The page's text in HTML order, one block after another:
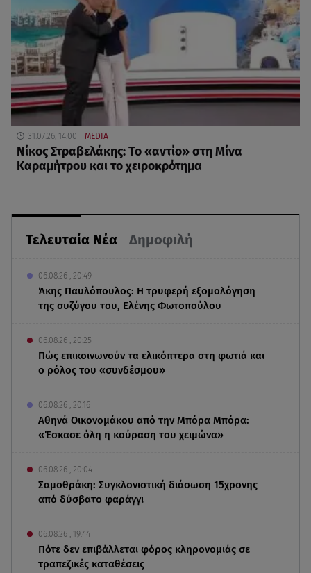
Τελευταία Νέα Δημοφιλή
06.08.26 , 20:49
Άκης Παυλόπουλος: Η τρυφερή εξομολόγηση
της συζύγου του, Ελένης Φωτοπούλου
06.08.26 , 20:25
Πώς επικοινωνούν τα ελικόπτερα στη φωτιά και
ο ρόλος του «συνδέσμου»
06.08.26 , 20:16
Αθηνά Οικονομάκου από την Μπόρα Μπόρα:
«Έσκασε όλη η κούραση του χειμώνα»
06.08.26 , 20:04
Σαμοθράκη: Συγκλονιστική διάσωση 15χρονης
από δύσβατο φαράγγι
06.08.26 , 19:44
Πότε δεν επιβάλλεται φόρος κληρονομιάς σε
τραπεζικές καταθέσεις
31.07.26, 14:00 MEDIA
Νίκος Στραβελάκης: Το «αντίο» στη Μίνα
Καραμήτρου και το χειροκρότημα